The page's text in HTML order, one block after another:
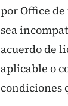
por Office
sea
acuerdo de
aplicable o
condiciones